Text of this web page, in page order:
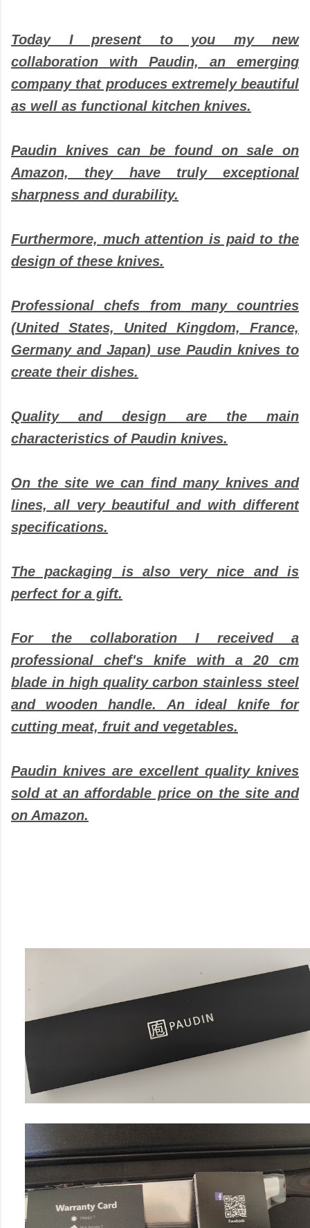
Today I present to you my new
collaboration with Paudin, an emerging
company that produces extremely beautiful
as well as functional kitchen knives.
Paudin knives can be found on sale on
Amazon, they have truly exceptional
sharpness and durability.
Furthermore, much attention is paid to the
design of these knives.
Professional chefs from many countries
(United States, United Kingdom, France,
Germany and Japan) use Paudin knives to
create their dishes.
Quality and design are the main
characteristics of Paudin knives.
On the site we can find many knives and
lines, all very beautiful and with different
specifications.
The packaging is also very nice and is
perfect for a gift.
For the collaboration I received a
professional chef's knife with a 20 cm
blade in high quality carbon stainless steel
and wooden handle. An ideal knife for
cutting meat, fruit and vegetables.
Paudin knives are excellent quality knives
sold at an affordable price on the site and
on Amazon.